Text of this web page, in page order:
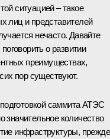
ситуацией – такое
лиц и представителей
нечасто. Давайте
о развитии
преимуществах,
пор существуют.
саммита АТЭС
значительное количество
инфраструктуры, прежде